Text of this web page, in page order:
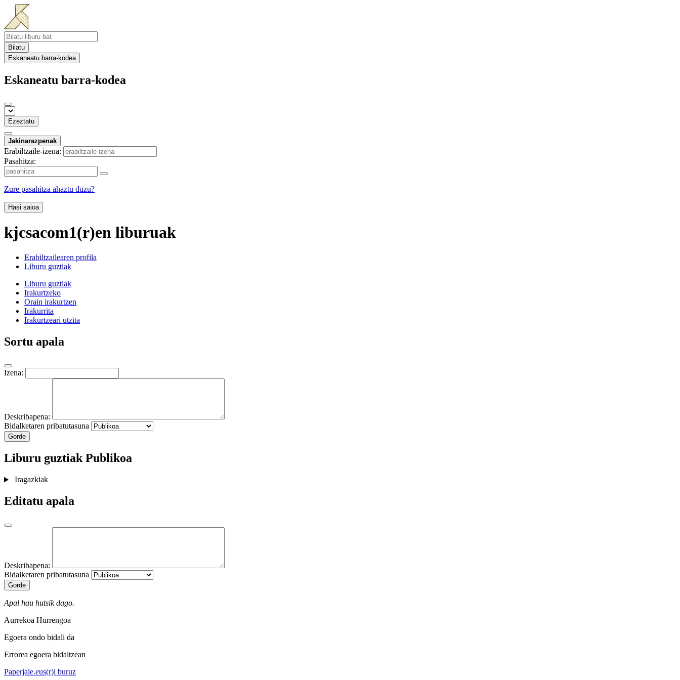
Bilatu
Eskaneatu barra-kodea
Eskaneatu barra-kodea
Ezeztatu
Jakinarazpenak
Erabiltzaile-izena:
Pasahitza:
Zure pasahitza ahaztu duzu?
Hasi saioa
kjcsacom1(r)en liburuak
Erabiltzailearen profila
Liburu guztiak
Liburu guztiak
Irakurtzeko
Orain irakurtzen
Irakurrita
Irakurtzeari utzita
Sortu apala
Izena:
Deskribapena:
Bidalketaren pribatutasuna
Gorde
Liburu guztiakPublikoa
Iragazkiak
Editatu apala
Deskribapena:
Bidalketaren pribatutasuna
Gorde
Apal hau hutsik dago.
Aurrekoa Hurrengoa
Egoera ondo bidali da
Errorea egoera bidaltzean
Paperjale.eus(r)i buruz